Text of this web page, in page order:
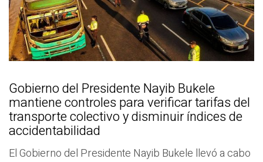
Gobierno del Presidente Nayib Bukele
mantiene controles para verificar tarifas del
transporte colectivo y disminuir índices de
accidentabilidad
El Gobierno del Presidente Nayib Bukele llevó a cabo